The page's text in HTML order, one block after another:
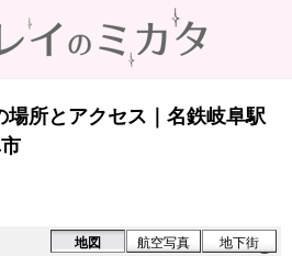
場所とアクセス｜名鉄岐阜駅
地図 航空写真 地下街